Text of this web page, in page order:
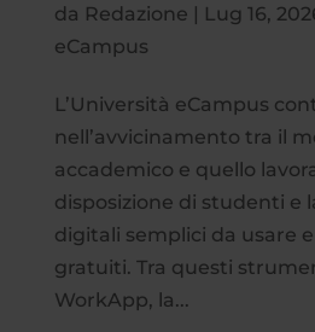
da Redazione | Lug 16,
eCampus
L’Università eCampus
nell’avvicinamento tra il
accademico e quello
disposizione di studenti e
digitali semplici da usare
gratuiti. Tra questi
WorkApp, la...